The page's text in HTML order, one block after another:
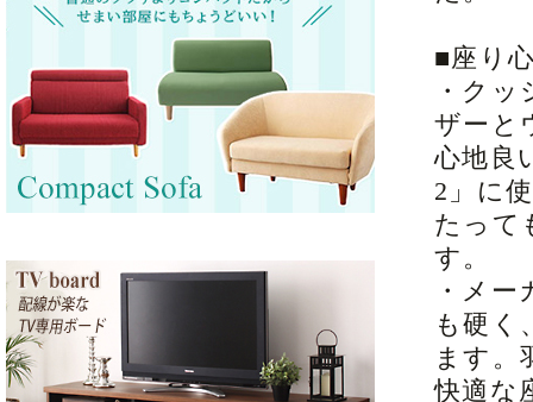
■座り
・ク
ザーと
心地良
2」に
たって
す。
・メ
も硬く
ます。
快適な